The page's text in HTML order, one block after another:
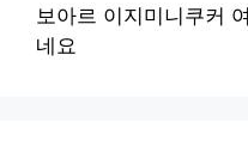
보아르 이지미니쿠커
네요